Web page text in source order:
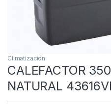
Climatización
CALEFACTOR
NATURAL